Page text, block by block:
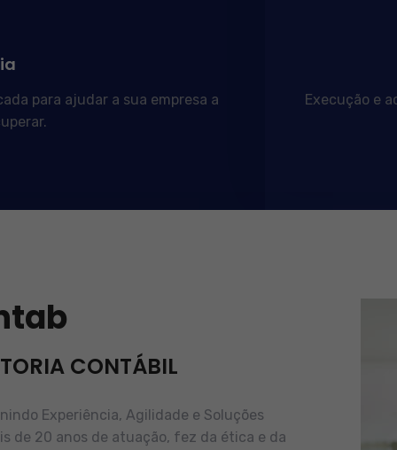
para ajudar a sua empresa a
Execução e
CONTÁBIL
Experiência, Agilidade e Soluções
de 20 anos de atuação, fez da ética e da